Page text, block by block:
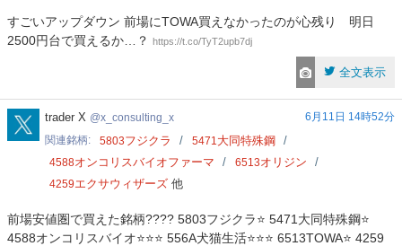
すごいアップダウン 前場にTOWA買えなかったのが心残り 明日
2500円台で買えるか…？ https://t.co/TyT2upb7dj
全文表示
x_consulting_x
trader X x_consulting_x
6月11日 14時52分
関連銘柄
5803フジクラ 5471大同特殊鋼
4588オンコリスバイオファーマ 6513オリジン
4259エクサウィザーズ 他
前場安値圏で買えた銘柄???? 5803フジクラ⭐️ 5471大同特殊鋼⭐️
4588オンコリスバイオ⭐️⭐️⭐️ 556A犬猫生活⭐️⭐️⭐️ 6513TOWA⭐️ 4259